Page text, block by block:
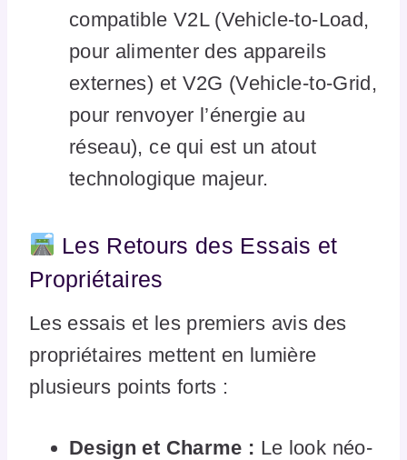
compatible V2L (Vehicle-to-Load,
pour alimenter des appareils
externes) et V2G (Vehicle-to-Grid,
pour renvoyer l’énergie au
réseau), ce qui est un atout
technologique majeur.
Les Retours des Essais et
Propriétaires
Les essais et les premiers avis des
propriétaires mettent en lumière
plusieurs points forts :
Design et Charme : Le look néo-